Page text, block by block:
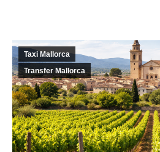
Taxi Mallorca
Transfer Mallorca